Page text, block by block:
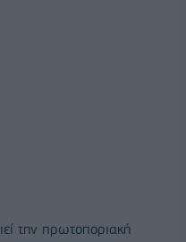
την πρωτοποριακή